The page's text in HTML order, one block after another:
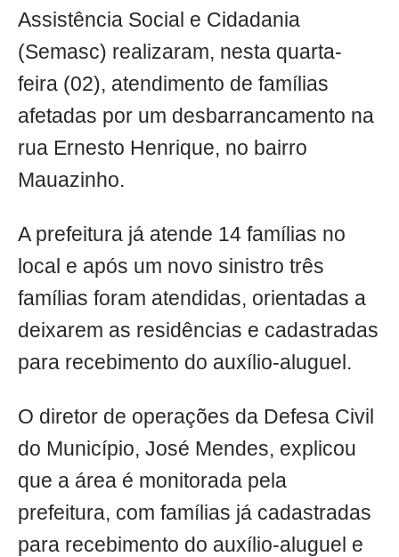
Assistência Social e Cidadania
(Semasc) realizaram, nesta quarta-
feira (02), atendimento de famílias
afetadas por um desbarrancamento na
rua Ernesto Henrique, no bairro
Mauazinho.
A prefeitura já atende 14 famílias no
local e após um novo sinistro três
famílias foram atendidas, orientadas a
deixarem as residências e cadastradas
para recebimento do auxílio-aluguel.
O diretor de operações da Defesa Civil
do Município, José Mendes, explicou
que a área é monitorada pela
prefeitura, com famílias já cadastradas
para recebimento do auxílio-aluguel e